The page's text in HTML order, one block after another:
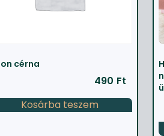
cérna
490 Ft
Kosárba teszem